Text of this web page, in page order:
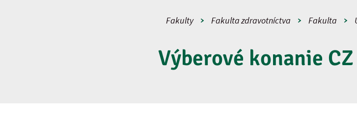
Fakulty Fakulta zdravotníctva Fakulta
Výberové konanie